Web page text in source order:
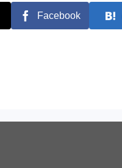
Facebook